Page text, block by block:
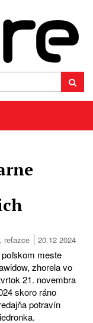
, reťazce 20.12 2024
meste
zhorela vo
21. novembra
skoro ráno
potravín